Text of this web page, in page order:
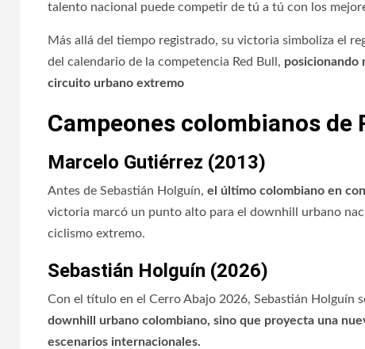
talento nacional puede competir de tú a tú con los
Más allá del tiempo registrado, su victoria simboliza el
del calendario de la competencia Red Bull, posicionando
circuito urbano extremo
Campeones colombianos de
Marcelo Gutiérrez (2013)
Antes de Sebastián Holguín, el último colombiano en
victoria marcó un punto alto para el downhill urbano
ciclismo extremo.
Sebastián Holguín (2026)
Con el título en el Cerro Abajo 2026, Sebastián Holguín
downhill urbano colombiano, sino que proyecta una
escenarios internacionales.